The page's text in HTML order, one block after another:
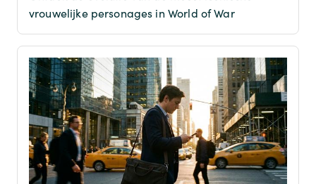
vrouwelijke personages in World of War